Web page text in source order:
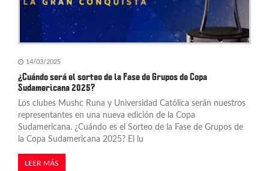
14/03/2025
¿Cuándo será el sorteo de la Fase de Grupos de Copa
Sudamericana 2025?
Los clubes Mushc Runa y Universidad Católica serán nuestros
representantes en una nueva edición de la Copa
Sudamericana. ¿Cuándo es el Sorteo de la Fase de Grupos de
la Copa Sudamericana 2025? El lu
LEER MÁS